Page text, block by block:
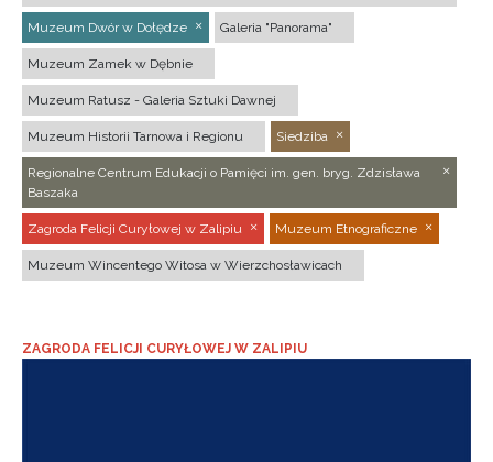
Muzeum Dwór w Dołędze Galeria "Panorama"
Muzeum Zamek w Dębnie
Muzeum Ratusz - Galeria Sztuki Dawnej
Muzeum Historii Tarnowa i Regionu Siedziba
Regionalne Centrum Edukacji o Pamięci im. gen. bryg. Zdzisława
Baszaka
Zagroda Felicji Curyłowej w Zalipiu Muzeum Etnograficzne
Muzeum Wincentego Witosa w Wierzchosławicach
ZAGRODA FELICJI CURYŁOWEJ W ZALIPIU